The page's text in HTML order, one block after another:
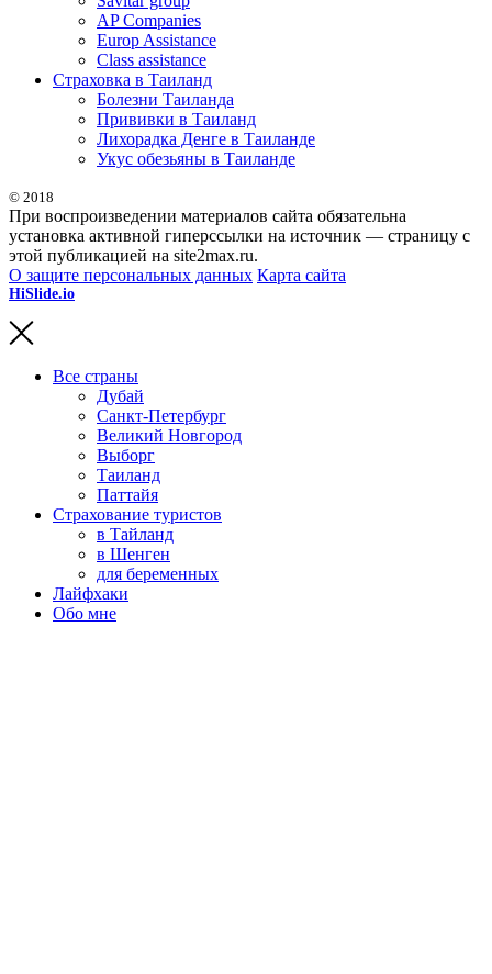
AP Companies
Europ Assistance
Class assistance
Страховка в Таиланд
Болезни Таиланда
Прививки в Таиланд
Лихорадка Денге в Таиланде
Укус обезьяны в Таиланде
© 2018
При воспроизведении материалов сайта обязательна
установка активной гиперссылки на источник — страницу с
этой публикацией на site2max.ru.
О защите персональных данных Карта сайта
HiSlide.io
Все страны
Дубай
Санкт-Петербург
Великий Новгород
Выборг
Таиланд
Паттайя
Страхование туристов
в Тайланд
в Шенген
для беременных
Лайфхаки
Обо мне